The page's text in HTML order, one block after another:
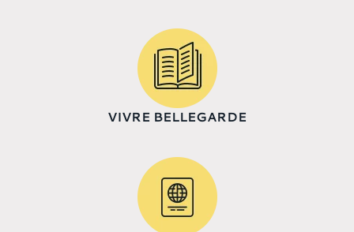
VIVRE BELLEGARDE